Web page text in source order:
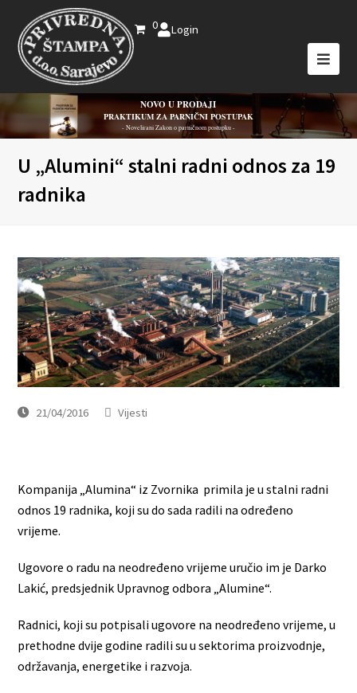
0 Login
NOVO U PRODAJI
PRAKTIKUM ZA PARNIČNI POSTUPAK
- Novelirani Zakon o parničnom postupku -
U „Alumini“ stalni radni odnos za 19
radnika
21/04/2016 Vijesti
Kompanija „Alumina“ iz Zvornika primila je u stalni radni
odnos ­­­­­­­­­19 radnika, koji su do sada radili na određeno
vrijeme.
Ugovore o radu na neodređeno vrijeme uručio im je Darko
Lakić, predsjednik Upravnog odbora „Alumine“.
Radnici, koji su potpisali ugovore na neodređeno vrijeme, u
prethodne dvije godine radili su u sektorima proizvodnje,
održavanja, energetike i razvoja.